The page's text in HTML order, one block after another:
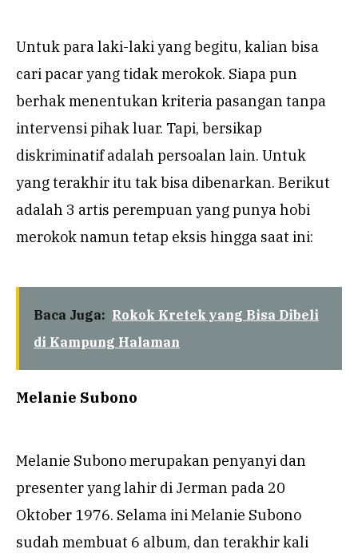
Untuk para laki-laki yang begitu, kalian bisa
cari pacar yang tidak merokok. Siapa pun
berhak menentukan kriteria pasangan tanpa
intervensi pihak luar. Tapi, bersikap
diskriminatif adalah persoalan lain. Untuk
yang terakhir itu tak bisa dibenarkan. Berikut
adalah 3 artis perempuan yang punya hobi
merokok namun tetap eksis hingga saat ini:
Baca Juga: Rokok Kretek yang Bisa Dibeli
di Kampung Halaman
Melanie Subono
Melanie Subono merupakan penyanyi dan
presenter yang lahir di Jerman pada 20
Oktober 1976. Selama ini Melanie Subono
sudah membuat 6 album, dan terakhir kali